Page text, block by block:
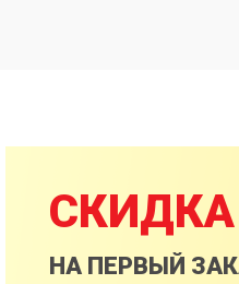
СКИДКА
НА ПЕРВЫЙ